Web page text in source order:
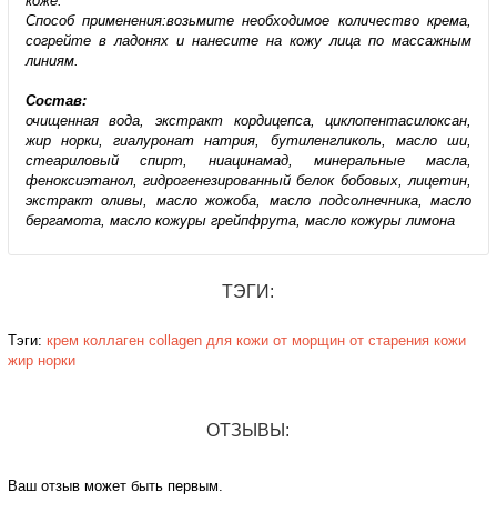
Способ применения:возьмите необходимое количество крема,
согрейте в ладонях и нанесите на кожу лица по массажным
линиям.
Состав:
очищенная вода, экстракт кордицепса, циклопентасилоксан,
жир норки, гиалуронат натрия, бутиленгликоль, масло ши,
стеариловый спирт, ниацинамад, минеральные масла,
феноксиэтанол, гидрогенезированный белок бобовых, лицетин,
экстракт оливы, масло жожоба, масло подсолнечника, масло
бергамота, масло кожуры грейпфрута, масло кожуры лимона
ТЭГИ:
Тэги: крем коллаген collagen для кожи от морщин от старения кожи
жир норки
ОТЗЫВЫ:
Ваш отзыв может быть первым.